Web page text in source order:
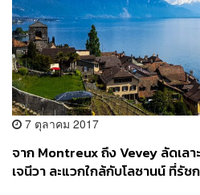
7 ตุลาคม 2017
จาก Montreux ถึง Vevey ลัดเลา
เจนีวา ละแวกใกล้กับโลซานน์ ที่รัช